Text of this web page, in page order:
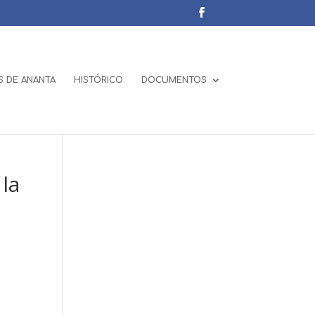
DE ANANTA HISTÓRICO DOCUMENTOS